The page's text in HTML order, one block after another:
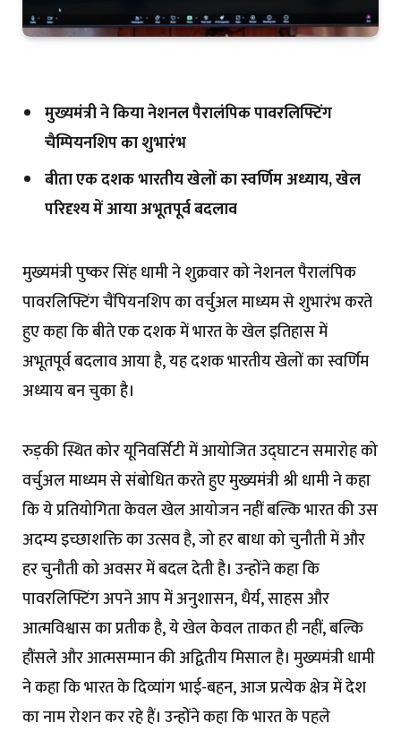
मुख्यमंत्री ने किया नेशनल पैरालंपिक पावरलिफ्टिंग
चैम्पियनशिप का शुभारंभ
बीता एक दशक भारतीय खेलों का स्वर्णिम अध्याय, खेल
परिदृश्य में आया अभूतपूर्व बदलाव
मुख्यमंत्री पुष्कर सिंह धामी ने शुक्रवार को नेशनल पैरालंपिक
पावरलिफ्टिंग चैंपियनशिप का वर्चुअल माध्यम से शुभारंभ करते
हुए कहा कि बीते एक दशक में भारत के खेल इतिहास में
अभूतपूर्व बदलाव आया है, यह दशक भारतीय खेलों का स्वर्णिम
अध्याय बन चुका है।
रुड़की स्थित कोर यूनिवर्सिटी में आयोजित उद्घाटन समारोह को
वर्चुअल माध्यम से संबोधित करते हुए मुख्यमंत्री श्री धामी ने कहा
कि ये प्रतियोगिता केवल खेल आयोजन नहीं बल्कि भारत की उस
अदम्य इच्छाशक्ति का उत्सव है, जो हर बाधा को चुनौती में और
हर चुनौती को अवसर में बदल देती है। उन्होंने कहा कि
पावरलिफ्टिंग अपने आप में अनुशासन, धैर्य, साहस और
आत्मविश्वास का प्रतीक है, ये खेल केवल ताकत ही नहीं, बल्कि
हौंसले और आत्मसम्मान की अद्वितीय मिसाल है। मुख्यमंत्री धामी
ने कहा कि भारत के दिव्यांग भाई-बहन, आज प्रत्येक क्षेत्र में देश
का नाम रोशन कर रहे हैं। उन्होंने कहा कि भारत के पहले